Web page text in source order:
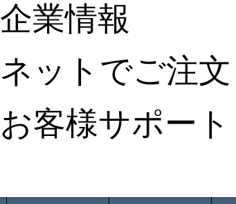
企業情報
ネットでご注文
お客様サポート